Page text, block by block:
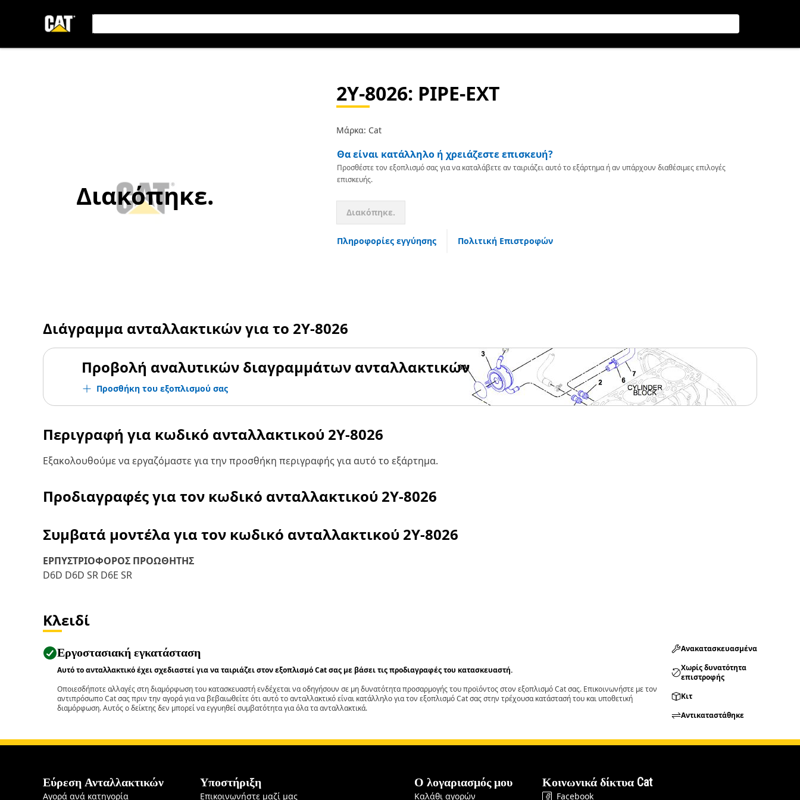
Διακόπηκε.
2Y-8026: PIPE-EXT
Μάρκα: Cat
Θα είναι κατάλληλο ή χρειάζεστε επισκευή?
Προσθέστε τον εξοπλισμό σας για να καταλάβετε αν ταιριάζει αυτό το εξάρτημα ή αν υπάρχουν διαθέσιμες επιλογές
επισκευής.
Διακόπηκε.
Πληροφορίες εγγύησης Πολιτική Επιστροφών
Διάγραμμα ανταλλακτικών για το 2Y-8026
Προβολή αναλυτικών διαγραμμάτων ανταλλακτικών
Προσθήκη του εξοπλισμού σας
Περιγραφή για κωδικό ανταλλακτικού 2Y-8026
Εξακολουθούμε να εργαζόμαστε για την προσθήκη περιγραφής για αυτό το εξάρτημα.
Προδιαγραφές για τον κωδικό ανταλλακτικού 2Y-8026
Συμβατά μοντέλα για τον κωδικό ανταλλακτικού 2Y-8026
ΕΡΠΥΣΤΡΙΟΦΟΡΟΣ ΠΡΟΩΘΗΤΗΣ
D6D D6D SR D6E SR
Κλειδί
Εργοστασιακή εγκατάσταση
Αυτό το ανταλλακτικό έχει σχεδιαστεί για να ταιριάζει στον εξοπλισμό Cat σας με βάσει τις προδιαγραφές του κατασκευαστή.
Οποιεσδήποτε αλλαγές στη διαμόρφωση του κατασκευαστή ενδέχεται να οδηγήσουν σε μη δυνατότητα προσαρμογής του προϊόντος στον εξοπλισμό Cat σας. Επικοινωνήστε με τον
αντιπρόσωπο Cat σας πριν την αγορά για να βεβαιωθείτε ότι αυτό το ανταλλακτικό είναι κατάλληλο για τον εξοπλισμό Cat σας στην τρέχουσα κατάστασή του και υποθετική
διαμόρφωση. Αυτός ο δείκτης δεν μπορεί να εγγυηθεί συμβατότητα για όλα τα ανταλλακτικά.
Ανακατασκευασμένα
Χωρίς δυνατότητα
επιστροφής
Κιτ
Αντικαταστάθηκε
Εύρεση Ανταλλακτικών
Αγορά ανά κατηγορία
Υποστήριξη
Επικοινωνήστε μαζί μας
Ο λογαριασμός μου
Καλάθι αγορών
Κοινωνικά δίκτυα Cat
Facebook